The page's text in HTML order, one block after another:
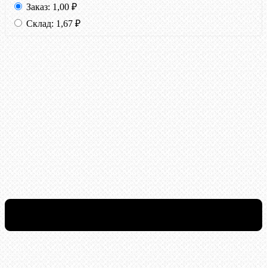
Заказ: 1,00 ₽
Склад: 1,67 ₽